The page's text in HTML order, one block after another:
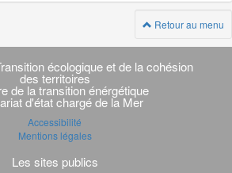
Retour au menu
écologique et de la cohésion
des territoires
de la transition énérgétique
d'état chargé de la Mer
Accessibilité
Mentions légales
Les sites publics